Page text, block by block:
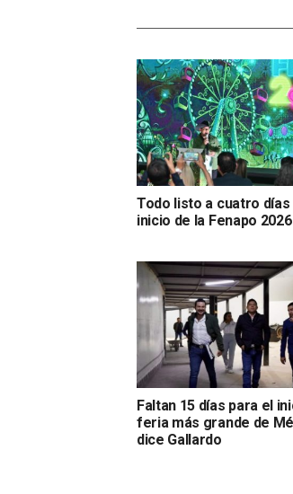
Todo listo a cuatro días
inicio de la Fenapo 2026
Faltan 15 días para el
feria más grande de
dice Gallardo